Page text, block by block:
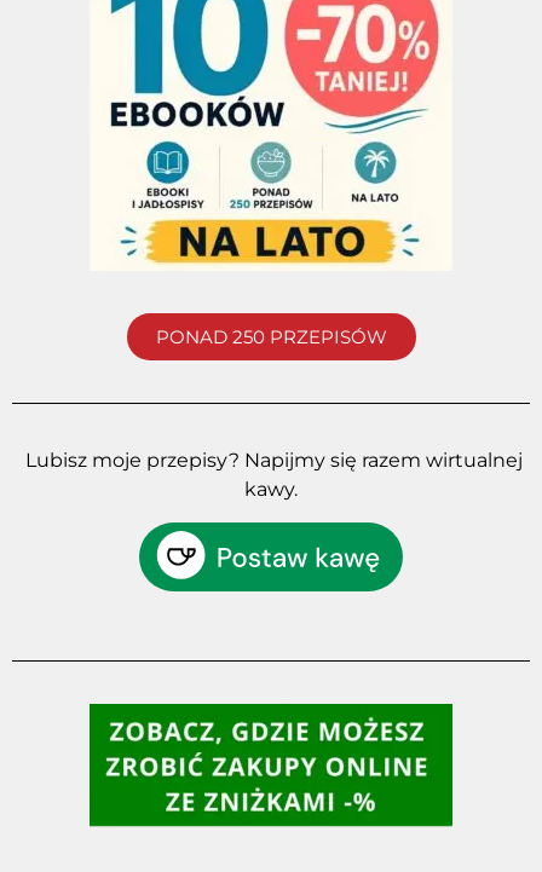
PONAD 250 PRZEPISÓW
Lubisz moje przepisy? Napijmy się razem wirtualnej
kawy.